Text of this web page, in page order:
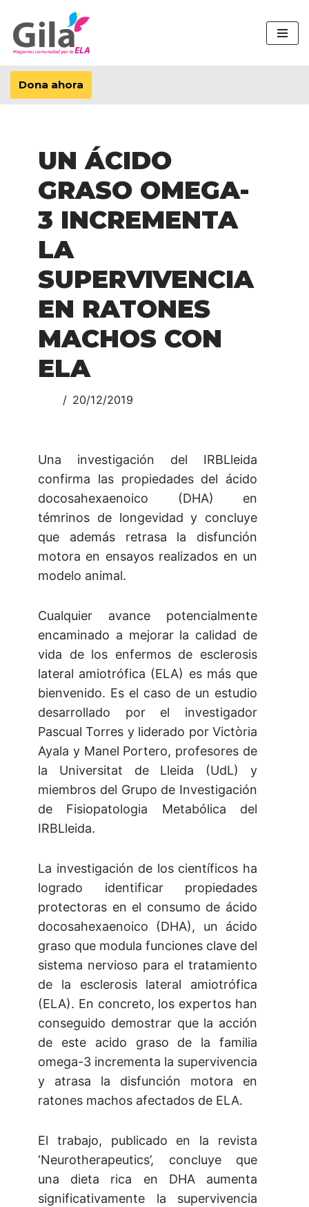
Saltar
al
contenido
Dona ahora
UN ÁCIDO
GRASO OMEGA-
3 INCREMENTA
LA
SUPERVIVENCIA
EN RATONES
MACHOS CON
ELA
20/12/2019
Una investigación del IRBLleida
confirma las propiedades del ácido
docosahexaenoico (DHA) en
témrinos de longevidad y concluye
que además retrasa la disfunción
motora en ensayos realizados en un
modelo animal.
Cualquier avance potencialmente
encaminado a mejorar la calidad de
vida de los enfermos de esclerosis
lateral amiotrófica (ELA) es más que
bienvenido. Es el caso de un estudio
desarrollado por el investigador
Pascual Torres y liderado por Victòria
Ayala y Manel Portero, profesores de
la Universitat de Lleida (UdL) y
miembros del Grupo de Investigación
de Fisiopatologia Metabólica del
IRBLleida.
La investigación de los científicos ha
logrado identificar propiedades
protectoras en el consumo de ácido
docosahexaenoico (DHA), un ácido
graso que modula funciones clave del
sistema nervioso para el tratamiento
de la esclerosis lateral amiotrófica
(ELA). En concreto, los expertos han
conseguido demostrar que la acción
de este acido graso de la familia
omega-3 incrementa la supervivencia
y atrasa la disfunción motora en
ratones machos afectados de ELA.
El trabajo, publicado en la revista
‘Neurotherapeutics’, concluye que
una dieta rica en DHA aumenta
significativamente la supervivencia